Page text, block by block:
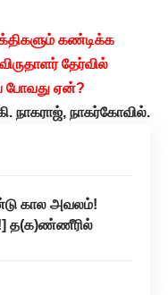
கண்டிக்க
தேர்வில்
போவது ஏன்?
நாகராஜ், நாகர்கோவில்.
கால அவலம்!
த(க)ண்ணீரில்